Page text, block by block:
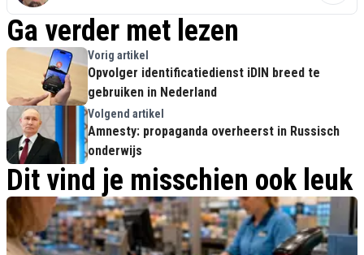
Ga verder met lezen
Vorig artikel
Opvolger identificatiedienst iDIN breed te
gebruiken in Nederland
Volgend artikel
Amnesty: propaganda overheerst in Russisch
onderwijs
Dit vind je misschien ook leuk